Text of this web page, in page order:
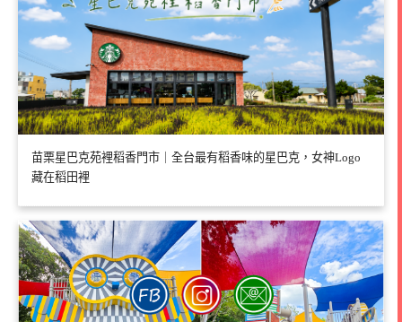
苗栗星巴克苑裡稻香門市｜全台最有稻香味的星巴克，女神Logo
藏在稻田裡